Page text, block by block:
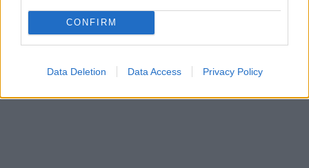
CONFIRM
Data Deletion Data Access Privacy Policy